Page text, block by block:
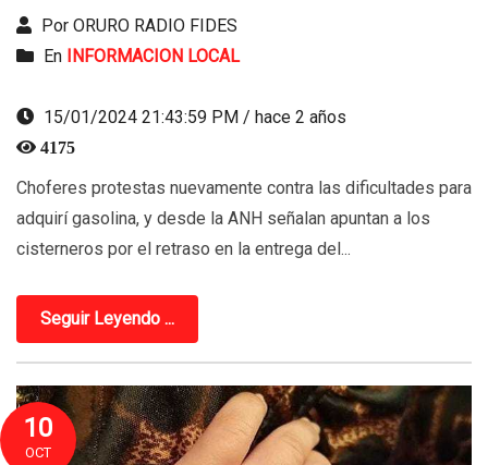
Por ORURO RADIO FIDES
En INFORMACION LOCAL
15/01/2024 21:43:59 PM / hace 2 años
4175
Choferes protestas nuevamente contra las dificultades para
adquirí gasolina, y desde la ANH señalan apuntan a los
cisterneros por el retraso en la entrega del...
Seguir Leyendo ...
10
OCT